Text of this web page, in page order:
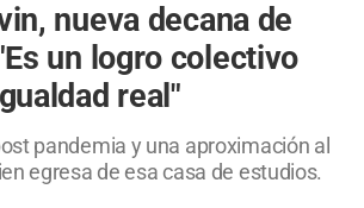
nueva decana de
un logro colectivo
real"
pandemia y una aproximación al
egresa de esa casa de estudios.